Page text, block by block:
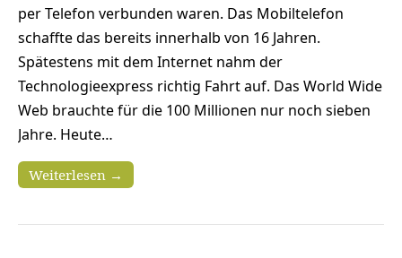
per Telefon verbunden waren. Das Mobiltelefon
schaffte das bereits innerhalb von 16 Jahren.
Spätestens mit dem Internet nahm der
Technologieexpress richtig Fahrt auf. Das World Wide
Web brauchte für die 100 Millionen nur noch sieben
Jahre. Heute…
Weiterlesen →